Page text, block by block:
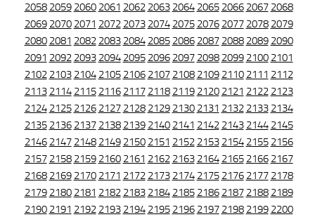
2058 2059 2060 2061 2062 2063 2064 2065 2066 2067 2068
2069 2070 2071 2072 2073 2074 2075 2076 2077 2078 2079
2080 2081 2082 2083 2084 2085 2086 2087 2088 2089 2090
2091 2092 2093 2094 2095 2096 2097 2098 2099 2100 2101
2102 2103 2104 2105 2106 2107 2108 2109 2110 2111 2112
2113 2114 2115 2116 2117 2118 2119 2120 2121 2122 2123
2124 2125 2126 2127 2128 2129 2130 2131 2132 2133 2134
2135 2136 2137 2138 2139 2140 2141 2142 2143 2144 2145
2146 2147 2148 2149 2150 2151 2152 2153 2154 2155 2156
2157 2158 2159 2160 2161 2162 2163 2164 2165 2166 2167
2168 2169 2170 2171 2172 2173 2174 2175 2176 2177 2178
2179 2180 2181 2182 2183 2184 2185 2186 2187 2188 2189
2190 2191 2192 2193 2194 2195 2196 2197 2198 2199 2200